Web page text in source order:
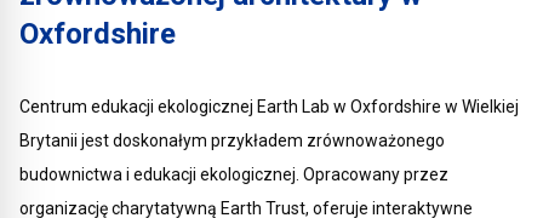
Oxfordshire
Centrum edukacji ekologicznej Earth Lab w Oxfordshire w Wielkiej
Brytanii jest doskonałym przykładem zrównoważonego
budownictwa i edukacji ekologicznej. Opracowany przez
organizację charytatywną Earth Trust, oferuje interaktywne